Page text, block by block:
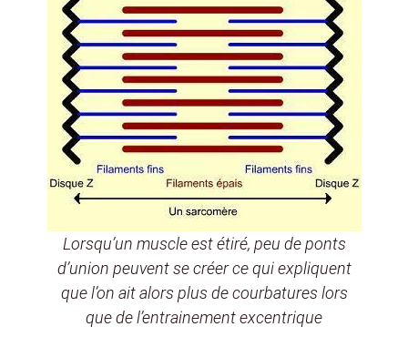
Lorsqu’un muscle est étiré, peu de ponts
d’union peuvent se créer ce qui expliquent
que l’on ait alors plus de courbatures lors
que de l’entrainement excentrique